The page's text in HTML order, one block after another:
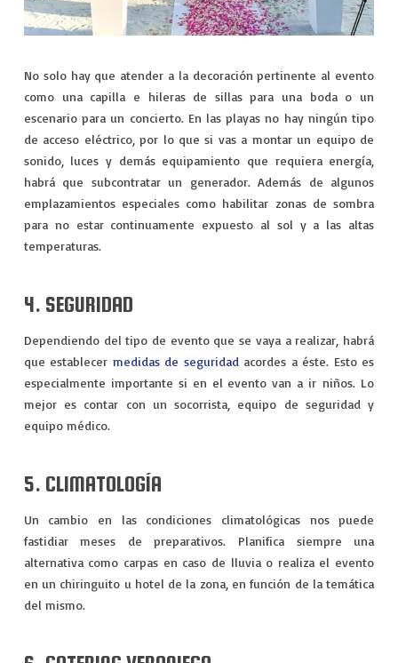
No solo hay que atender a la decoración pertinente al evento
como una capilla e hileras de sillas para una boda o un
escenario para un concierto. En las playas no hay ningún tipo
de acceso eléctrico, por lo que si vas a montar un equipo de
sonido, luces y demás equipamiento que requiera energía,
habrá que subcontratar un generador. Además de algunos
emplazamientos especiales como habilitar zonas de sombra
para no estar continuamente expuesto al sol y a las altas
temperaturas.
4. SEGURIDAD
Dependiendo del tipo de evento que se vaya a realizar, habrá
que establecer medidas de seguridad acordes a éste. Esto es
especialmente importante si en el evento van a ir niños. Lo
mejor es contar con un socorrista, equipo de seguridad y
equipo médico.
5. CLIMATOLOGÍA
Un cambio en las condiciones climatológicas nos puede
fastidiar meses de preparativos. Planifica siempre una
alternativa como carpas en caso de lluvia o realiza el evento
en un chiringuito u hotel de la zona, en función de la temática
del mismo.